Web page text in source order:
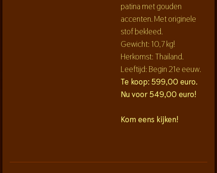
patina met gouden
accenten. Met originele
stof bekleed.
Gewicht: 10,7 kg!
Herkomst: Thailand.
Leeftijd: Begin 21e eeuw.
Te koop: 599,00 euro.
Nu voor 549,00 euro!
Kom eens kijken!